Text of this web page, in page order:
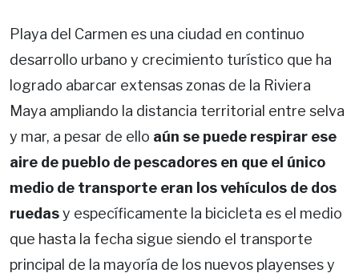
Playa del Carmen es una ciudad en continuo
desarrollo urbano y crecimiento turístico que ha
logrado abarcar extensas zonas de la Riviera
Maya ampliando la distancia territorial entre selva
y mar, a pesar de ello aún se puede respirar ese
aire de pueblo de pescadores en que el único
medio de transporte eran los vehículos de dos
ruedasy específicamente la bicicleta es el medio
que hasta la fecha sigue siendo el transporte
principal de la mayoría de los nuevos playenses y